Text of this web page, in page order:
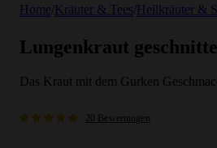
Home Kräuter & Tees Heilkräuter &
Lungenkraut
Das Kraut mit dem Gurken
20 Bewertungen